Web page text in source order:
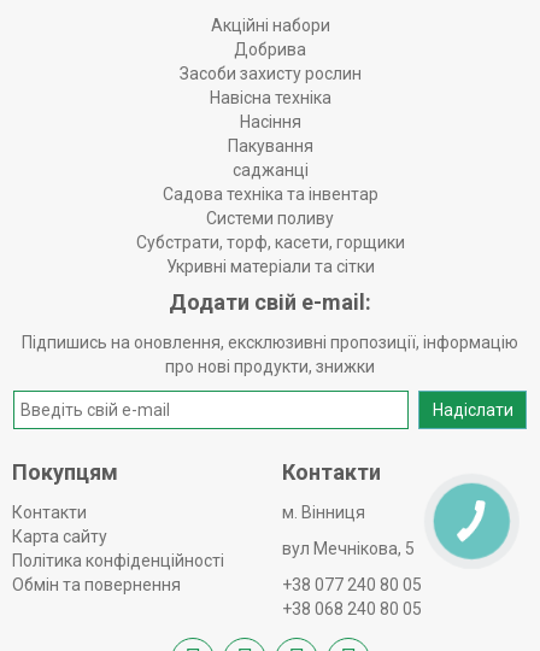
Акційні набори
Добрива
Засоби захисту рослин
Навісна техніка
Насіння
Пакування
саджанці
Садова техніка та інвентар
Системи поливу
Субстрати, торф, касети, горщики
Укривні матеріали та сітки
Додати свій e-mail:
Підпишись на оновлення, ексклюзивні пропозиції, інформацію
про нові продукти, знижки
Надіслати
Покупцям
Контакти
Карта сайту
Політика конфіденційності
Обмін та повернення
Контакти
м. Вінниця
вул Мечнікова, 5
+38 077 240 80 05
+38 068 240 80 05